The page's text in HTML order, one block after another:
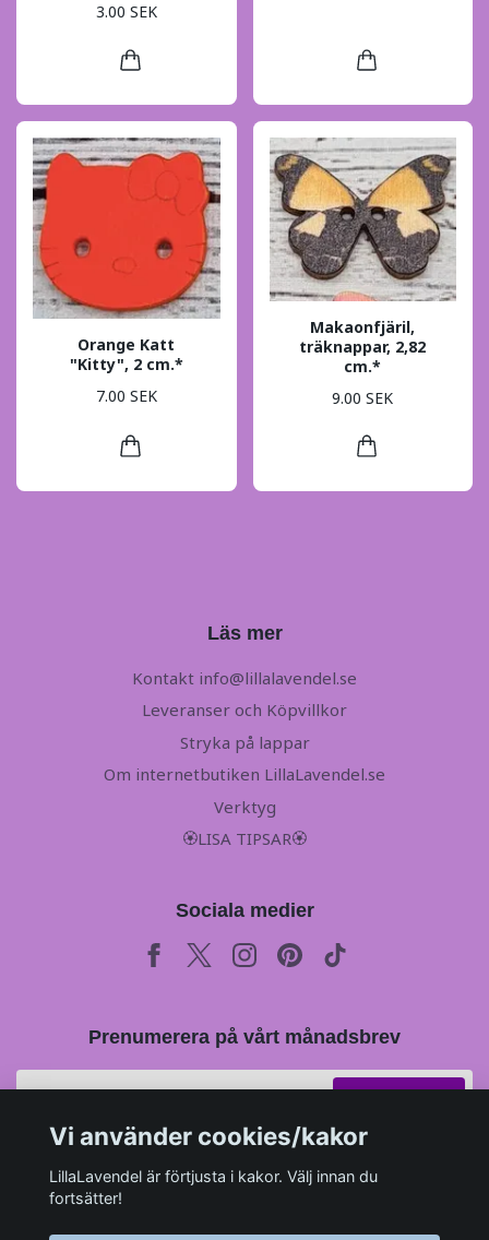
3.00 SEK
Orange Katt
"Kitty", 2 cm.*
7.00 SEK
Makaonfjäril,
träknappar, 2,82
cm.*
9.00 SEK
Läs mer
Kontakt info@lillalavendel.se
Leveranser och Köpvillkor
Stryka på lappar
Om internetbutiken LillaLavendel.se
Verktyg
🏵LISA TIPSAR🏵
Sociala medier
Prenumerera på vårt månadsbrev
Vi använder cookies/kakor
LillaLavendel är förtjusta i kakor. Välj innan du
fortsätter!